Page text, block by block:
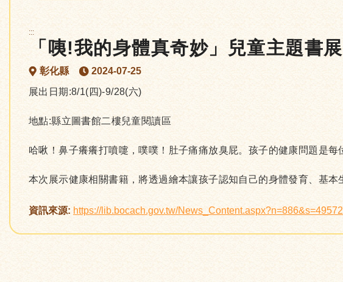
:::
「咦!我的身體真奇妙」兒童主題書展
彰化縣
2024-07-25
展出日期:8/1(四)-9/28(六)
地點:縣立圖書館二樓兒童閱讀區
哈啾！鼻子癢癢打噴嚏，噗噗！肚子痛痛放臭屁。孩子的健康問題是
本次展示健康相關書籍，將透過繪本讓孩子認知自己的身體發育、基
資訊來源: https://lib.bocach.gov.tw/News_Content.aspx?n=886&s=49572